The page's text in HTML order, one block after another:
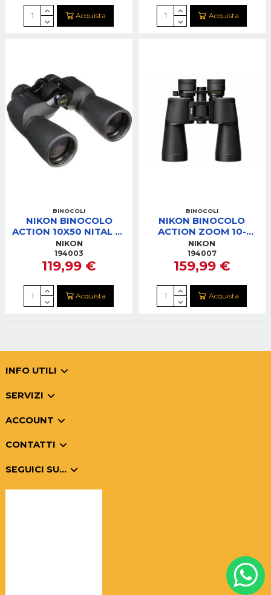
Acquista Acquista
BINOCOLI
NIKON BINOCOLO
ACTION 10X50 NITAL 10
ANNI
NIKON
194003
119,99 €
Acquista
BINOCOLI
NIKON BINOCOLO
ACTION ZOOM 10-
22X50 NITAL 10 ANNI
NIKON
194007
159,99 €
Acquista
INFO UTILI
SERVIZI
ACCOUNT
CONTATTI
SEGUICI SU...